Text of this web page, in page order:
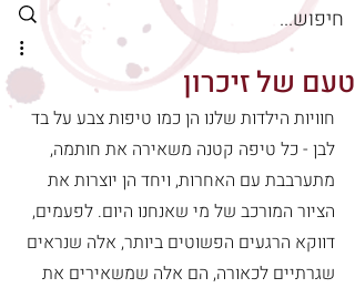
טעם של זיכרון
חוויות הילדות שלנו הן כמו טיפות צבע על בד
לבן - כל טיפה קטנה משאירה את חותמה,
מתערבבת עם האחרות, ויחד הן יוצרות את
הציור המורכב של מי שאנחנו היום. לפעמים,
דווקא הרגעים הפשוטים ביותר, אלה שנראים
שגרתיים לכאורה, הם אלה שמשאירים את